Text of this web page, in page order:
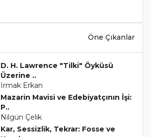
Öne Çıkanlar
D. H. Lawrence "Tilki" Öyküsü
Üzerine ..
Irmak Erkan
Mazarin Mavisi ve Edebiyatçının İşi:
P..
Nilgün Çelik
Kar, Sessizlik, Tekrar: Fosse ve